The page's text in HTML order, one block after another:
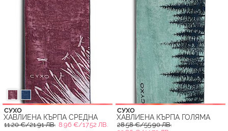
СУХО
ХАВЛИЕНА КЪРПА СРЕДНА
11.20 €/21.91 ЛВ. 8.96 €/17.52 ЛВ.
СУХО
ХАВЛИЕНА КЪРПА ГОЛЯМА
28.58 €/55.90 ЛВ.